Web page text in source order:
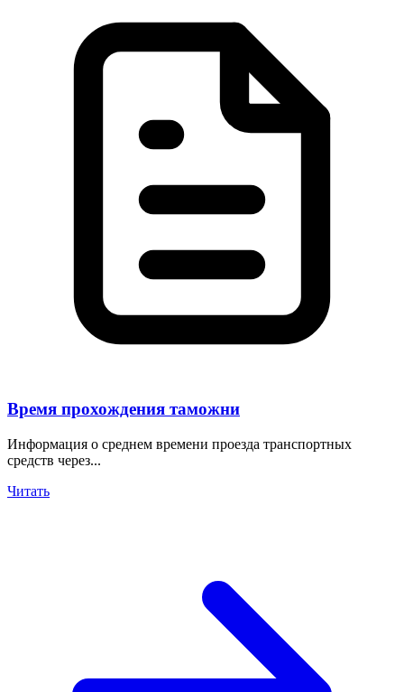
Время прохождения таможни
Информация о среднем времени проезда транспортных
средств через...
Читать